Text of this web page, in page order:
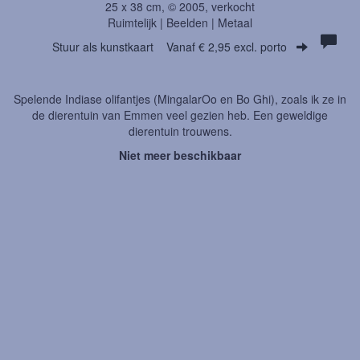
25 x 38 cm, © 2005, verkocht
Ruimtelijk | Beelden | Metaal
Stuur als kunstkaart Vanaf € 2,95 excl. porto
Spelende Indiase olifantjes (MingalarOo en Bo Ghi), zoals ik ze in
de dierentuin van Emmen veel gezien heb. Een geweldige
dierentuin trouwens.
Niet meer beschikbaar